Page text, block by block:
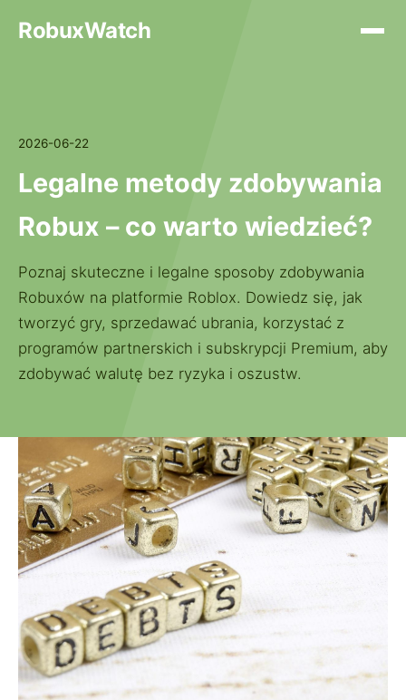
RobuxWatch
2026-06-22
Legalne metody zdobywania
Robux – co warto wiedzieć?
Poznaj skuteczne i legalne sposoby zdobywania
Robuxów na platformie Roblox. Dowiedz się, jak
tworzyć gry, sprzedawać ubrania, korzystać z
programów partnerskich i subskrypcji Premium, aby
zdobywać walutę bez ryzyka i oszustw.